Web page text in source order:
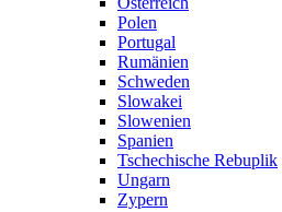
Polen
Portugal
Rumänien
Schweden
Slowakei
Slowenien
Spanien
Tschechische Rebuplik
Ungarn
Zypern